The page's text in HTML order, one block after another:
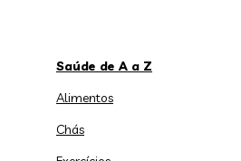
Saúde de A a Z
Alimentos
Chás